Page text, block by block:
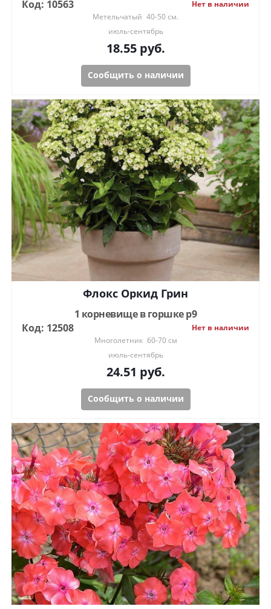
Код: 10563
Нет в наличии
Метельчатый 40-50 см.
июль-сентябрь
18.55руб.
Сообщить о наличии
Флокс Оркид Грин
1 корневище в горшке р9
Код: 12508
Нет в наличии
Многолетник 60-70 см
июль-сентябрь
24.51 руб.
Сообщить о наличии